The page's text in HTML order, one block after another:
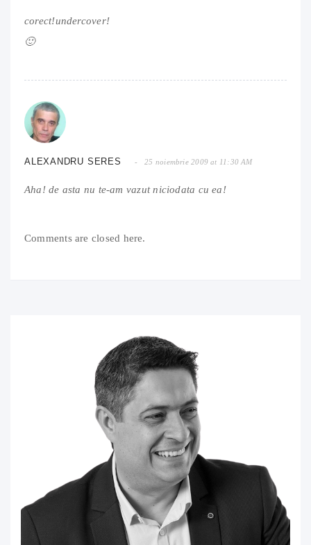
corect!undercover!
🙂
ALEXANDRU SERES 25 noiembrie 2009 at 11:30 AM
Aha! de asta nu te-am vazut niciodata cu ea!
Comments are closed here.